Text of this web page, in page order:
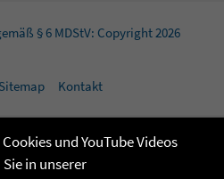
§ 6 MDStV: Copyright 2026
Sitemap Kontakt
und YouTube Videos
in unserer